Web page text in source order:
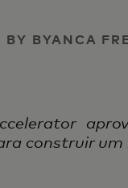
BYANCA
construir